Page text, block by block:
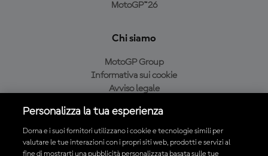
MotoGP™26
Chi siamo
MotoGP Group
Informativa sui cookie
Avviso legale
Condizioni di acquisto
Personalizza la tua esperienza
Dorna e i suoi fornitori utilizzano i cookie e tecnologie simili per
valutare le tue interazioni con i propri siti web, prodotti e servizi al
fine di mostrarti una pubblicità personalizzata basata sulle tue